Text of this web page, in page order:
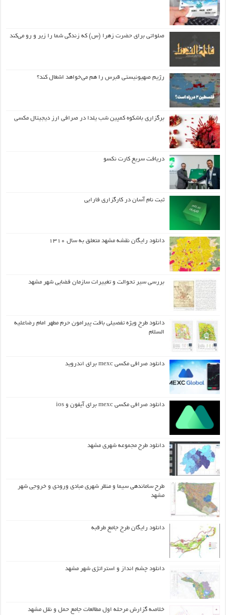
صلواتی برای حضرت زهرا (س) که زندگی شما را زیر و رو می‌کند
رژیم صهیونیستی قبرس را هم می‌خواهد اشغال کند؟
برگزاری باشکوه کمپین شب یلدا در صرافی ارز دیجیتال مکسی
دریافت سریع کارت نکسو
ثبت نام آسان در کارگزاری فارابی
دانلود رایگان نقشه مشهد متعلق به سال ۱۳۱۰
بررسی سیر تحوالت و تغییرات سازمان فضایی شهر مشهد
دانلود طرح ويژه تفصيلي بافت پيرامون حرم مطهر امام رضاعليه
السلام
دانلود صرافی مکسی mexc برای اندروید
دانلود صرافی مکسی mexc برای آیفون و ios
دانلود طرح مجموعه شهری مشهد
طرح ساماندهی سیما و منظر شهری مبادی ورودی و خروجی شهر
مشهد
دانلود رایگان طرح جامع طرقبه
دانلود چشم انداز و استراتژی شهر مشهد
خلاصه گزارش مرحله اول مطالعات جامع حمل و نقل مشهد